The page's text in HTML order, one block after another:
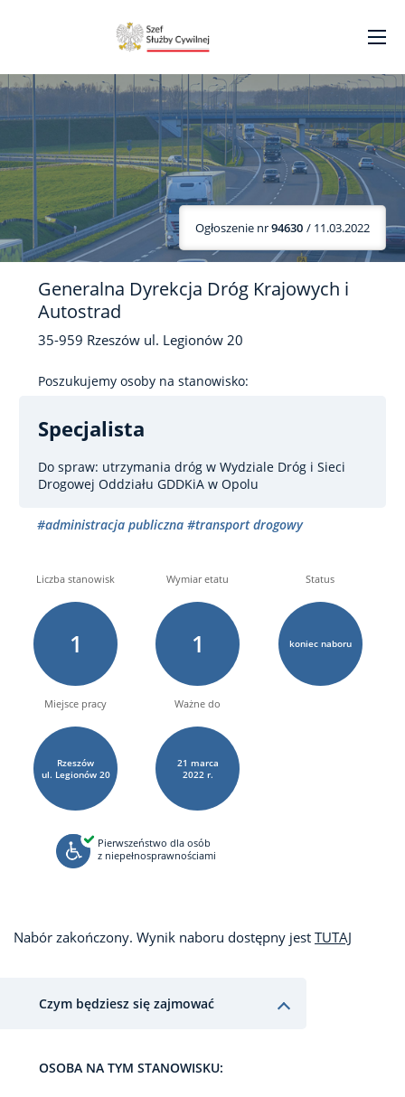
Ogłoszenie nr94630 / 11.03.2022
Generalna Dyrekcja Dróg Krajowych i
Autostrad
35-959 Rzeszów ul. Legionów 20
Poszukujemy osoby na stanowisko:
Specjalista
Do spraw: utrzymania dróg w Wydziale Dróg i Sieci
Drogowej Oddziału GDDKiA w Opolu
#administracja publiczna #transport drogowy
Liczba stanowisk
1
Wymiar etatu
1
Status
koniec naboru
Miejsce pracy
Rzeszów
ul. Legionów 20
Ważne do
21 marca
2022 r.
Pierwszeństwo dla osób
z niepełnosprawnościami
Nabór zakończony. Wynik naboru dostępny jest TUTAJ
Czym będziesz się zajmować
OSOBA NA TYM STANOWISKU: